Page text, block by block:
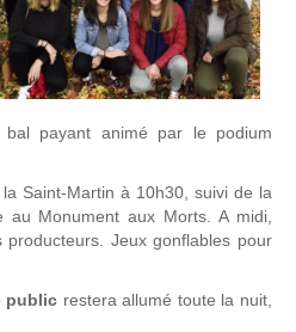
payant animé par le podium
Saint-Martin à 10h30, suivi de la
au Monument aux Morts. A midi,
Jeux gonflables pour
public restera allumé toute la nuit,